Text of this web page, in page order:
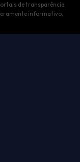
de transparência
informativo.